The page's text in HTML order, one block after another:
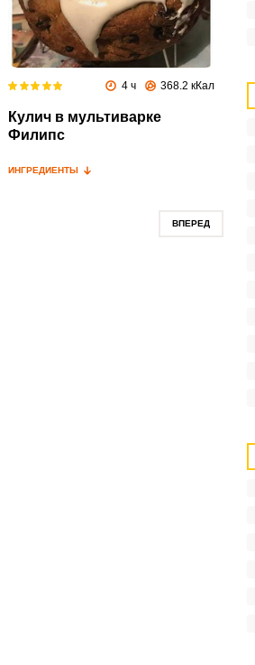
4 ч 368.2 кКал
Кулич в мультиварке
Филипс
ИНГРЕДИЕНТЫ
ВПЕРЕД